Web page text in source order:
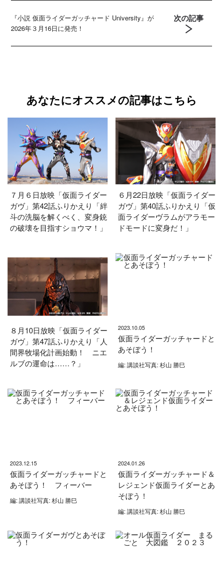
『小説 仮面ライダーガッチャード University』が
2026年３月16日に発売！
次の記事
あなたにオススメの記事はこちら
７月６日放映「仮面ライダー
ガヴ」第42話ふりかえり「絆
斗の洗脳を解くべく、変身銃
の破壊を目指すショウマ！」
６月22日放映「仮面ライダー
ガヴ」第40話ふりかえり「仮
面ライダーヴラムがアラモー
ドモードに変身だ！」
８月10日放映「仮面ライダー
ガヴ」第47話ふりかえり「人
間界牧場化計画始動！ ニエ
ルブの運命は……？」
2023.10.05
仮面ライダーガッチャードと
あそぼう！
編: 講談社写真: 杉山 勝巳
2023.12.15
仮面ライダーガッチャードと
あそぼう！ フィーバー
編: 講談社写真: 杉山 勝巳
2024.01.26
仮面ライダーガッチャード＆
レジェンド仮面ライダーとあ
そぼう！
編: 講談社写真: 杉山 勝巳